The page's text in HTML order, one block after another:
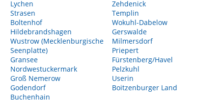
Lychen
Strasen
Boltenhof
Hildebrandshagen
Wustrow (Mecklenburgische
Seenplatte)
Gransee
Nordwestuckermark
Groß Nemerow
Godendorf
Buchenhain
Zehdenick
Templin
Wokuhl-Dabelow
Gerswalde
Milmersdorf
Priepert
Fürstenberg/Havel
Pelzkuhl
Userin
Boitzenburger Land